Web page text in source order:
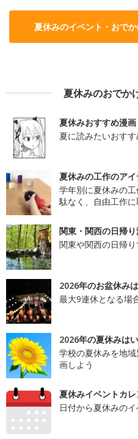
夏休みのイベント・おで
夏休みのおでか
夏休みおすすめ漫画
夏に読みたいおす
夏休みの工作のア
学年別に夏休みの
駄なく、自由工作に
関東・関西の日帰
関東や関西の日帰
2026年のお盆休み
最大9連休となる場
2026年の夏休みは
学校の夏休みを地
画しよう
夏休みイベントカ
日付から夏休みの